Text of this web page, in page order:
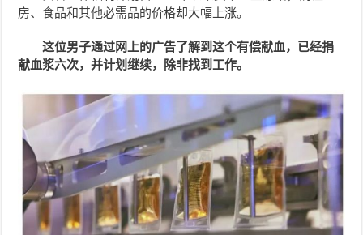
房、食品和其他必需品的价格却大幅上涨。
这位男子通过网上的广告了解到这个有偿献血，已经捐
献血浆六次，并计划继续，除非找到工作。